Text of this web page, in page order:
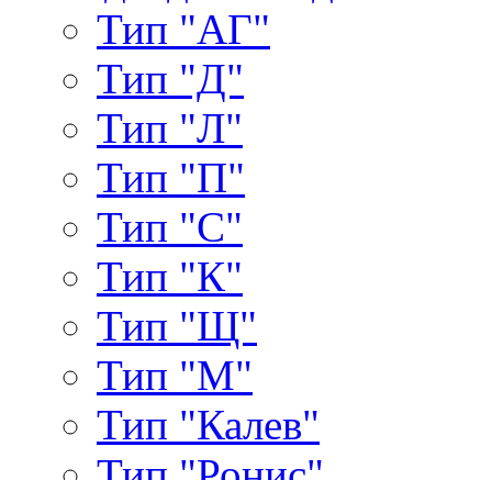
Тип "АГ"
Тип "Д"
Тип "Л"
Тип "П"
Тип "С"
Тип "К"
Тип "Щ"
Тип "М"
Тип "Калев"